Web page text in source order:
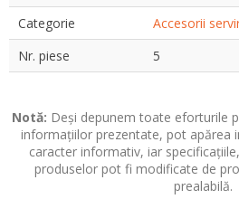
Categorie
Accesorii
Nr. piese
5
Notă: Deși depunem toate eforturile
informațiilor prezentate, pot apărea
caracter informativ, iar
produselor pot fi modificate de
prealabilă.